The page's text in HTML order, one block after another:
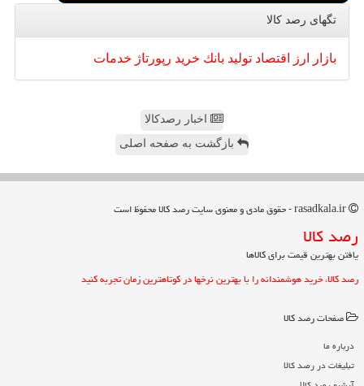
تگهای رصد كالا
بازار ارز اقتصاد تولید بانك خرید رپورتاژ خدمات
اخبار رصدکالا
بازگشت به صفحه اصلی
رصد كالا
یافتن بهترین قیمت برای کالاها
رصد کالا، خرید هوشمندانه را با بهترین نرخها در کوتاهترین زمان تجربه کنید
صفحات رصد كالا
درباره ما
تبلیغات در رصد كالا